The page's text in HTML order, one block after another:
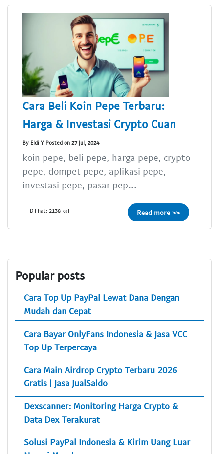
Cara Beli Koin Pepe Terbaru:
Harga & Investasi Crypto Cuan
By Eldi Y Posted on 27 Jul, 2024
koin pepe, beli pepe, harga pepe, crypto
pepe, dompet pepe, aplikasi pepe,
investasi pepe, pasar pep...
Dilihat: 2138 kali Read more >>
Popular posts
Cara Top Up PayPal Lewat Dana Dengan
Mudah dan Cepat
Cara Bayar OnlyFans Indonesia & Jasa VCC
Top Up Terpercaya
Cara Main Airdrop Crypto Terbaru 2026
Gratis | Jasa JualSaldo
Dexscanner: Monitoring Harga Crypto &
Data Dex Terakurat
Solusi PayPal Indonesia & Kirim Uang Luar